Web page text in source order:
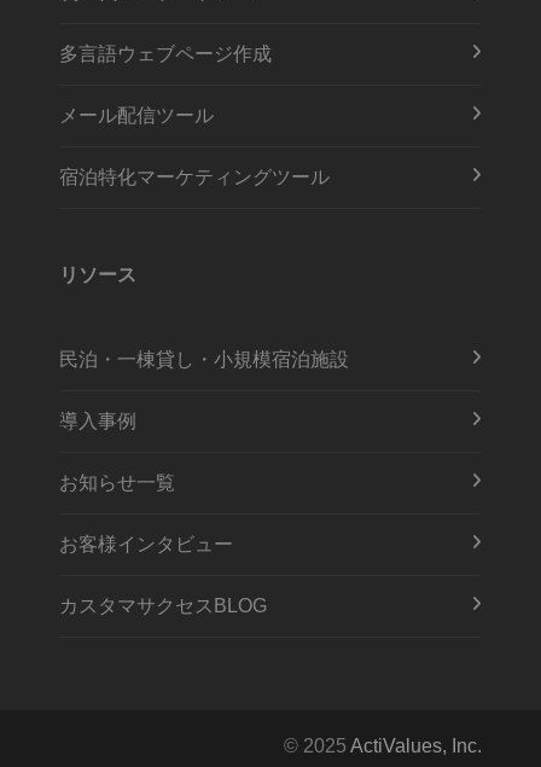
多言語ウェブページ作成
メール配信ツール
宿泊特化マーケティングツール
リソース
民泊・一棟貸し・小規模宿泊施設
導入事例
お知らせ一覧
お客様インタビュー
カスタマサクセスBLOG
© 2025 ActiValues, Inc.